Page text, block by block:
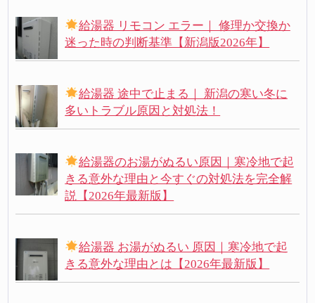
給湯器 リモコン エラー｜ 修理か交換か
迷った時の判断基準【新潟版2026年】
給湯器 途中で止まる｜ 新潟の寒い冬に
多いトラブル原因と対処法！
給湯器のお湯がぬるい原因｜寒冷地で起
きる意外な理由と今すぐの対処法を完全解
説【2026年最新版】
給湯器 お湯がぬるい 原因｜寒冷地で起
きる意外な理由とは【2026年最新版】